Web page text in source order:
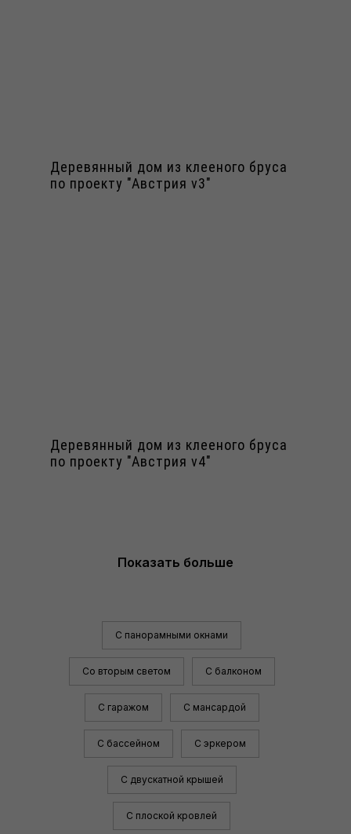
Деревянный дом из клееного бруса
по проекту "Австрия v3"
Деревянный дом из клееного бруса
по проекту "Австрия v4"
Показать больше
С панорамными окнами
Со вторым светом С балконом
С гаражом С мансардой
С бассейном С эркером
С двускатной крышей
С плоской кровлей